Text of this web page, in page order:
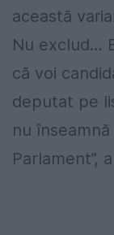
această
Nu exclud…
că voi
deputat pe
nu
Parlament”,